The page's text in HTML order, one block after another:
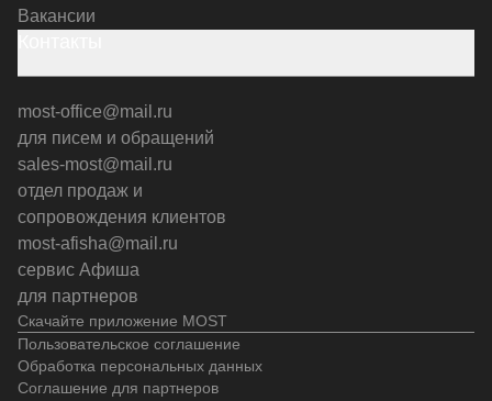
Скачайте приложение MOST
Вакансии
most-office@mail.ru
для писем и обращений
sales-most@mail.ru
отдел продаж и
сопровождения клиентов
most-afisha@mail.ru
сервис Афиша
для партнеров
Пользовательское соглашение
Обработка персональных данных
Соглашение для партнеров